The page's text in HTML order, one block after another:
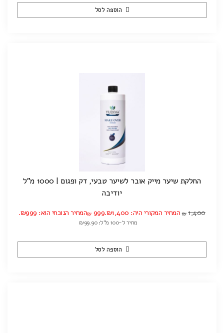
הוספה לסל
החלקת שיער מייק אובר לשיער טבעי, דק ופגום | 1000 מ"ל
יודיבה
₪ 1,400 המחיר המקורי היה: ₪1,400. ₪ 999 המחיר הנוכחי הוא: ₪999.
מחיר ל-100 מ"ל: ₪99.90
הוספה לסל